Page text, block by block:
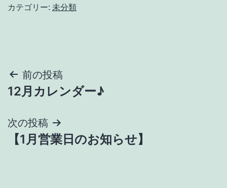
カテゴリー: 未分類
投
稿
ナ
ビ
前の投稿
12月カレンダー♪
次の投稿
【1月営業日のお知らせ】